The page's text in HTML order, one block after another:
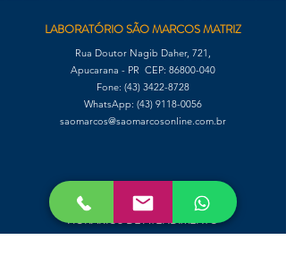
LABORATÓRIO SÃO MARCOS MATRIZ
Rua Doutor Nagib Daher, 721,
Apucarana - PR CEP: 86800-040
Fone: (43) 3422-8728
WhatsApp: (43) 9118-0056
saomarcos@saomarcosonline.com.br
TELEFONES DAS UNIDADES E
HORÁRIOS DE ATENDIMENTO